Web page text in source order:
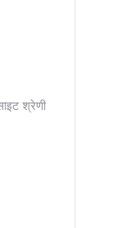
श्रेणी